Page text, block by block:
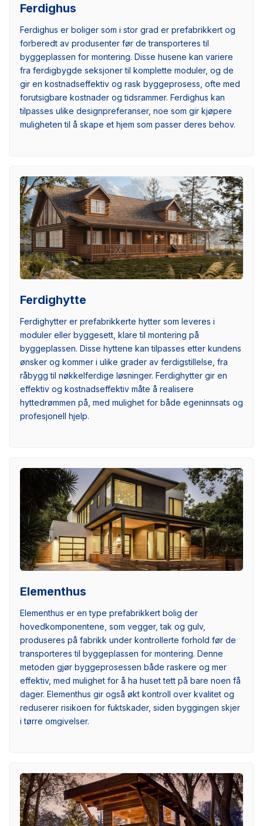
Ferdighus
Ferdighus er boliger som i stor grad er prefabrikkert og
forberedt av produsenter før de transporteres til
byggeplassen for montering. Disse husene kan variere
fra ferdigbygde seksjoner til komplette moduler, og de
gir en kostnadseffektiv og rask byggeprosess, ofte med
forutsigbare kostnader og tidsrammer. Ferdighus kan
tilpasses ulike designpreferanser, noe som gir kjøpere
muligheten til å skape et hjem som passer deres behov.
Ferdighytte
Ferdighytter er prefabrikkerte hytter som leveres i
moduler eller byggesett, klare til montering på
byggeplassen. Disse hyttene kan tilpasses etter kundens
ønsker og kommer i ulike grader av ferdigstillelse, fra
råbygg til nøkkelferdige løsninger. Ferdighytter gir en
effektiv og kostnadseffektiv måte å realisere
hyttedrømmen på, med mulighet for både egeninnsats og
profesjonell hjelp.
Elementhus
Elementhus er en type prefabrikkert bolig der
hovedkomponentene, som vegger, tak og gulv,
produseres på fabrikk under kontrollerte forhold før de
transporteres til byggeplassen for montering. Denne
metoden gjør byggeprosessen både raskere og mer
effektiv, med mulighet for å ha huset tett på bare noen få
dager. Elementhus gir også økt kontroll over kvalitet og
reduserer risikoen for fuktskader, siden byggingen skjer
i tørre omgivelser.